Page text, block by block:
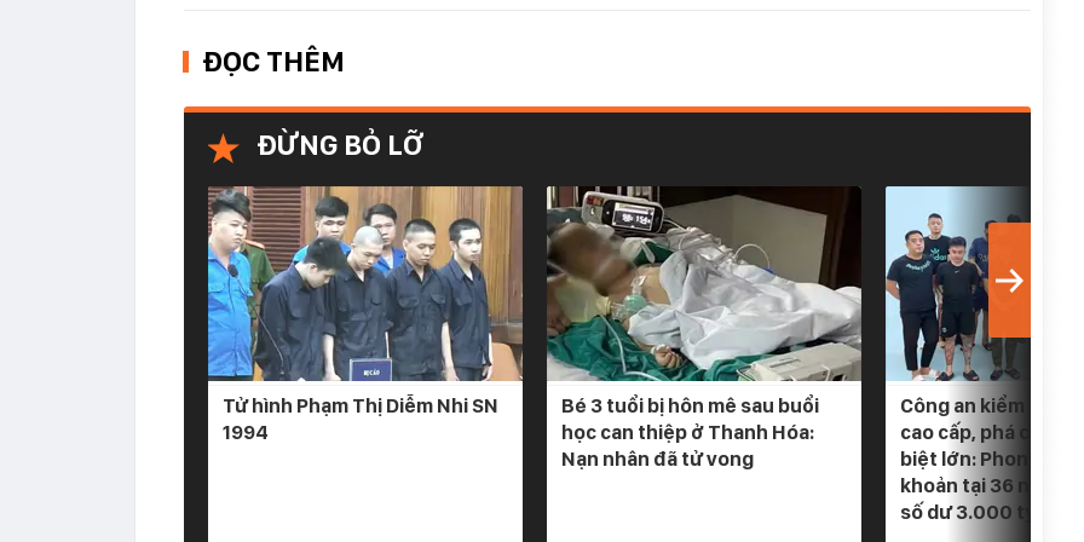
ĐỌC THÊM
ĐỪNG BỎ LỠ
Tử hình Phạm Thị Diễm Nhi SN
1994
Bé 3 tuổi bị hôn mê sau buổi
học can thiệp ở Thanh Hóa:
Nạn nhân đã tử vong
Công an kiểm tra 5
cao cấp, phá
biệt lớn: Phong tỏa
khoản tại 36 ngân
số dư 3.000 tỷ